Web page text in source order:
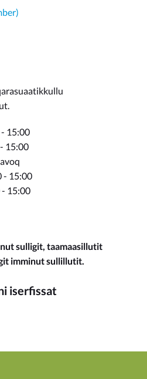
15:00
15:00
- 15:00
- 15:00
sulligit, taamaasillutit
imminut sullillutit.
iserfissat